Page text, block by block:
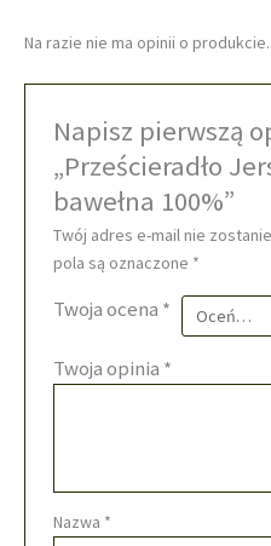
Na razie nie ma opinii o produkcie.
Napisz pierwszą
„Prześcieradło
bawełna 100%”
Twój adres e-mail nie
pola są oznaczone *
Twoja ocena *
Twoja opinia *
Nazwa *